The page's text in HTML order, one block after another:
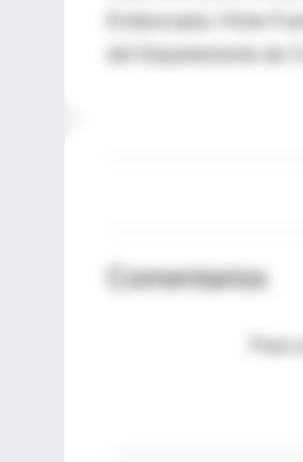
Endoscopía; Víctor
del Departamento de
Comentarios